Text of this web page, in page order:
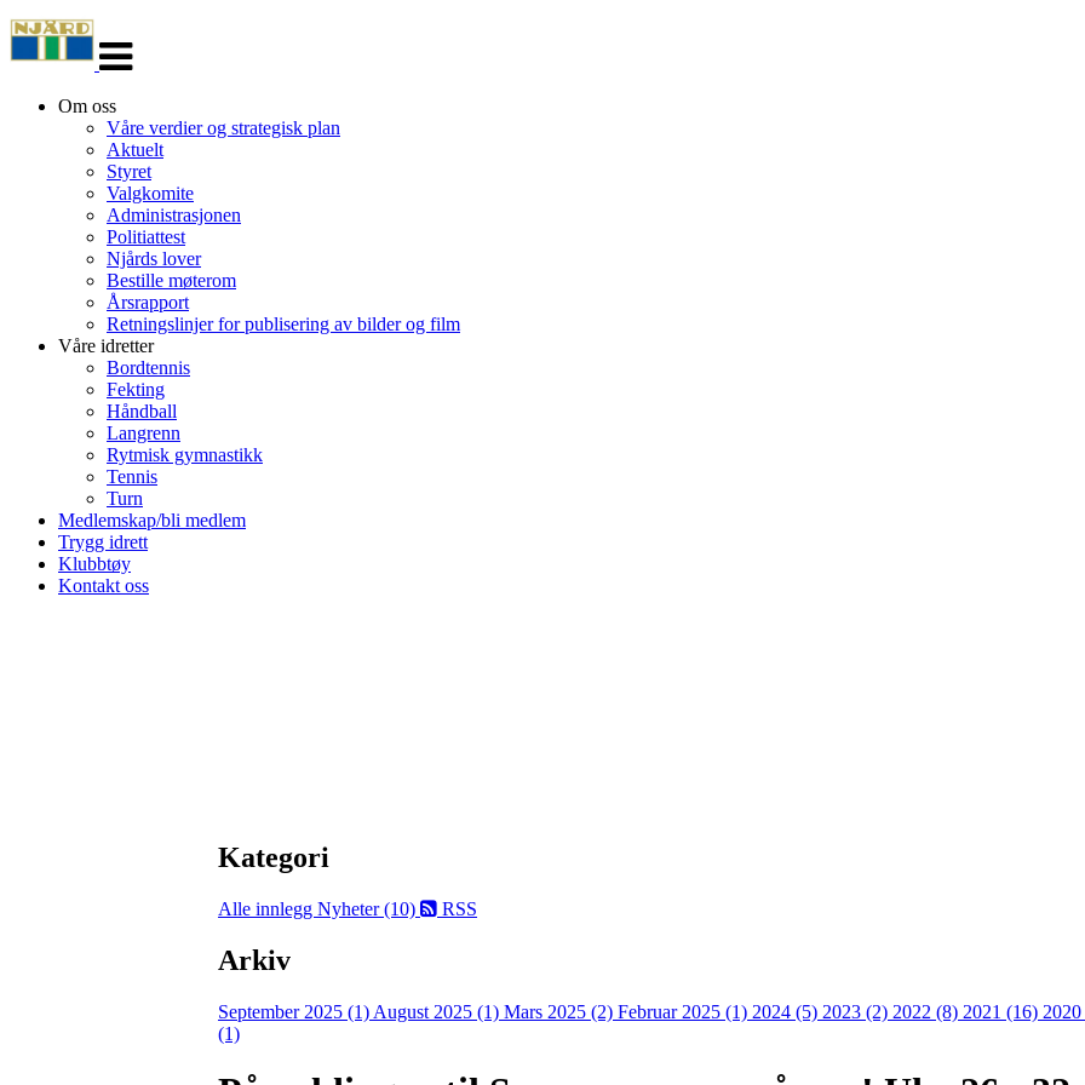
navigasjon
Om oss
Våre verdier og strategisk plan
Aktuelt
Styret
Valgkomite
Administrasjonen
Politiattest
Njårds lover
Bestille møterom
Årsrapport
Retningslinjer for publisering av bilder og film
Våre idretter
Bordtennis
Fekting
Håndball
Langrenn
Rytmisk gymnastikk
Tennis
Turn
Medlemskap/bli medlem
Trygg idrett
Klubbtøy
Kontakt oss
Kategori
Alle innlegg Nyheter (10) RSS
Arkiv
September 2025 (1) August 2025 (1) Mars 2025 (2) Februar 2025 (1) 2024 (5) 2023 (2) 2022 (8) 2021 (16)
(1)